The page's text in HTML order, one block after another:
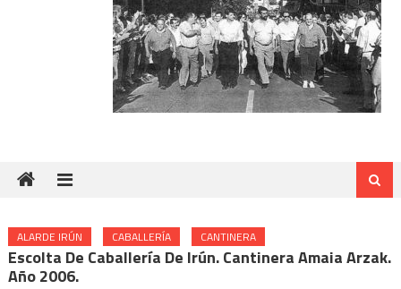
ALARDE IRÚN CABALLERÍA CANTINERA
Escolta De Caballería De Irún. Cantinera Amaia Arzak.
Año 2006.